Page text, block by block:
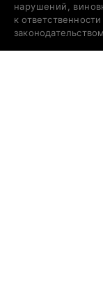
нарушений,
к